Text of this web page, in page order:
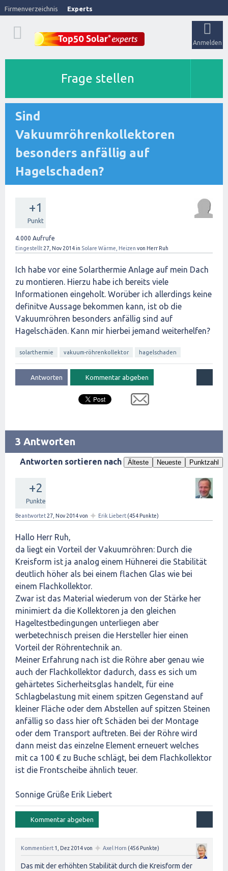
Firmenverzeichnis Experts
Anmelden
Frage stellen
Sind
Vakuumröhrenkollektoren
besonders anfällig auf
Hagelschaden?
+1
Punkt
4.000 Aufrufe
Eingestellt 27, Nov 2014in Solare Wärme, Heizen von Herr Ruh
Ich habe vor eine Solarthermie Anlage auf mein Dach
zu montieren. Hierzu habe ich bereits viele
Informationen eingeholt. Worüber ich allerdings keine
definitve Aussage bekommen kann, ist ob die
Vakuumröhren besonders anfällig sind auf
Hagelschäden. Kann mir hierbei jemand weiterhelfen?
solarthermie vakuum-röhrenkollektor hagelschaden
3 Antworten
Antworten sortieren nach Älteste Neueste Punktzahl
+2
Punkte
Beantwortet 27, Nov 2014von ✦ Erik Liebert (454 Punkte)
Hallo Herr Ruh,
da liegt ein Vorteil der Vakuumröhren: Durch die
Kreisform ist ja analog einem Hühnerei die Stabilität
deutlich höher als bei einem flachen Glas wie bei
einem Flachkollektor.
Zwar ist das Material wiederum von der Stärke her
minimiert da die Kollektoren ja den gleichen
Hageltestbedingungen unterliegen aber
werbetechnisch preisen die Hersteller hier einen
Vorteil der Röhrentechnik an.
Meiner Erfahrung nach ist die Röhre aber genau wie
auch der Flachkollektor dadurch, dass es sich um
gehärtetes Sicherheitsglas handelt, für eine
Schlagbelastung mit einem spitzen Gegenstand auf
kleiner Fläche oder dem Abstellen auf spitzen Steinen
anfällig so dass hier oft Schäden bei der Montage
oder dem Transport auftreten. Bei der Röhre wird
dann meist das einzelne Element erneuert welches
mit ca 100 € zu Buche schlägt, bei dem Flachkollektor
ist die Frontscheibe ähnlich teuer.
Sonnige Grüße Erik Liebert
Kommentiert 1, Dez 2014von ✦ Axel Horn (456 Punkte)
Das mit der erhöhten Stabilität durch die Kreisform der